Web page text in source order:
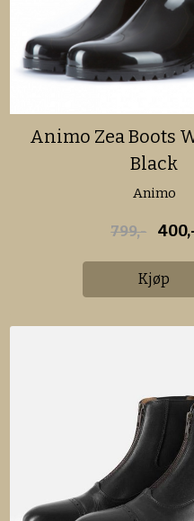
Animo Zea Boots
Black
Animo
799,-
Kjøp